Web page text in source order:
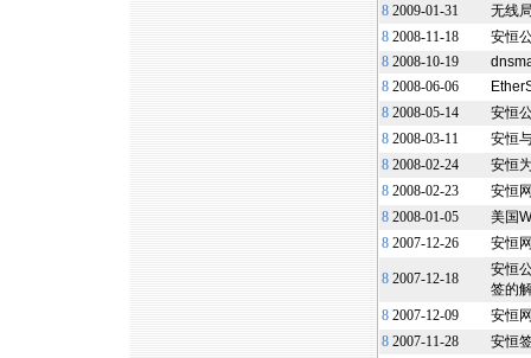
8 2009-01-31
无线
8 2008-11-18
安恒
8 2008-10-19
8 2008-06-06
8 2008-05-14
安恒
8 2008-03-11
安恒
8 2008-02-24
安恒
8 2008-02-23
安恒
8 2008-01-05
美国
8 2007-12-26 安恒
8 2007-12-18
安恒
签的
8 2007-12-09
安恒
8 2007-11-28
安恒